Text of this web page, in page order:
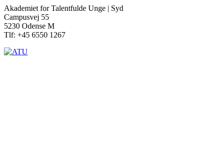
Akademiet for Talentfulde Unge | Syd
Campusvej 55
5230 Odense M
Tlf: +45 6550 1267